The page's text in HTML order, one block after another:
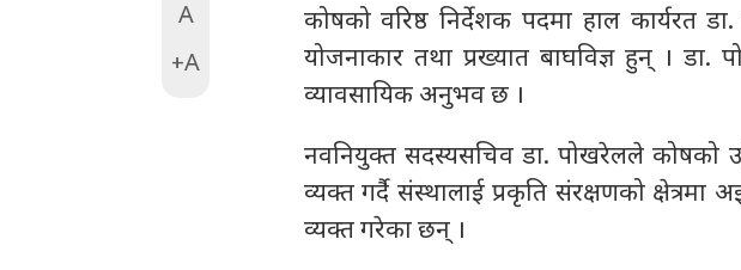
A
+A
कोषको वरिष्ठ निर्देशक पदमा हाल कार्यरत
योजनाकार तथा प्रख्यात बाघविज्ञ हुन् । डा.
व्यावसायिक अनुभव छ ।
नवनियुक्त सदस्यसचिव डा. पोखरेलले कोषको
व्यक्त गर्दै संस्थालाई प्रकृति संरक्षणको
व्यक्त गरेका छन् ।